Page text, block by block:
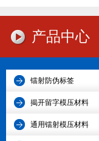
产品中心
镭射防伪标签
揭开留字模压材料
通用镭射模压材料